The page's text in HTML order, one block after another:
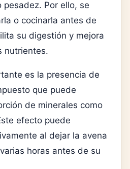
Por ello, se
o cocinarla antes de
su digestión y mejora
nutrientes.
es la presencia de
que puede
de minerales como
efecto puede
al dejar la avena
horas antes de su